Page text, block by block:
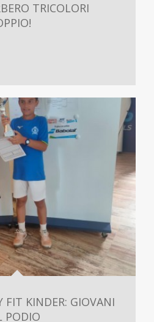
TRICOLORI
FIT KINDER: GIOVANI
PODIO